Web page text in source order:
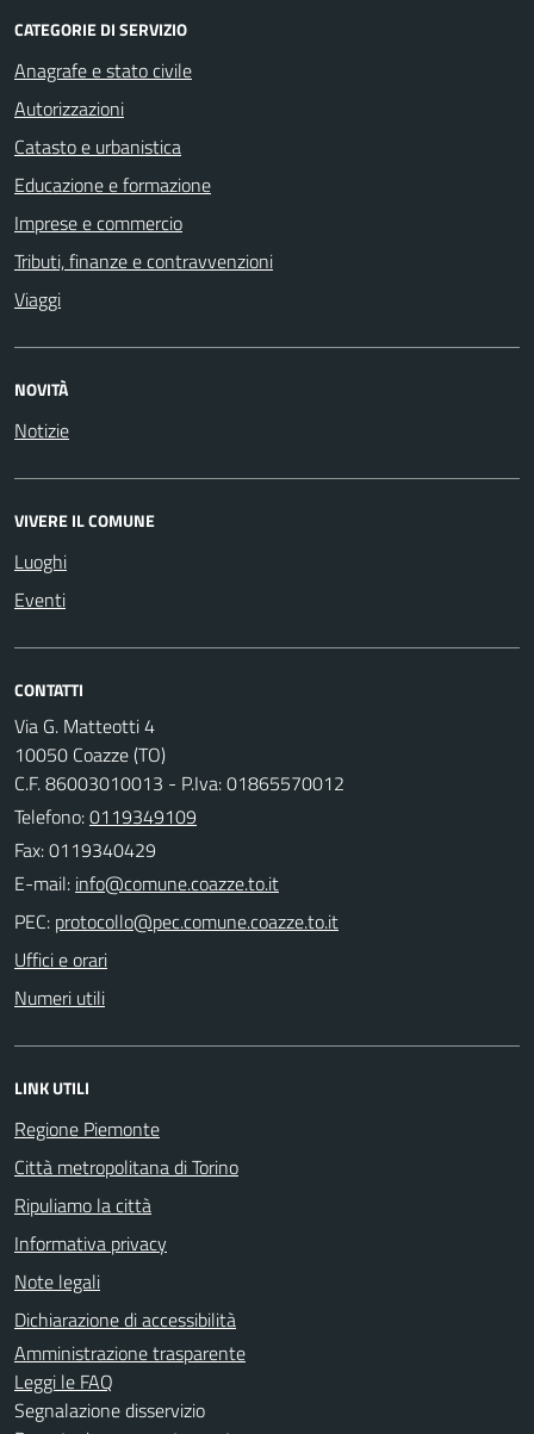
CATEGORIE DI SERVIZIO
Anagrafe e stato civile
Autorizzazioni
Catasto e urbanistica
Educazione e formazione
Imprese e commercio
Tributi, finanze e contravvenzioni
Viaggi
NOVITÀ
Notizie
VIVERE IL COMUNE
Luoghi
Eventi
CONTATTI
Via G. Matteotti 4
10050 Coazze (TO)
C.F. 86003010013 - P.Iva: 01865570012
Telefono:0119349109
Fax: 0119340429
E-mail:
PEC:
Uffici e orari
Numeri utili
LINK UTILI
Regione Piemonte
Città metropolitana di Torino
Ripuliamo la città
Informativa privacy
Note legali
Dichiarazione di accessibilità
Amministrazione trasparente
Leggi le FAQ
Segnalazione disservizio